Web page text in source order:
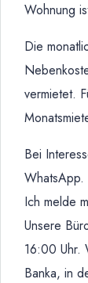
Wohnung
Die
vermietet.
Bei
WhatsApp.
Ich melde
Unsere
16:00 Uhr.
Banka, in